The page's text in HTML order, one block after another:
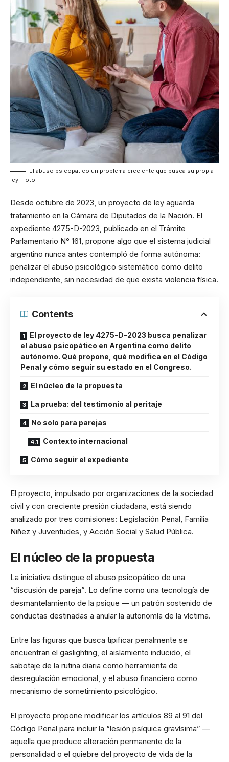
El abuso psicopatico un problema creciente que busca su propia
ley. Foto
Desde octubre de 2023, un proyecto de ley aguarda
tratamiento en la Cámara de Diputados de la Nación. El
expediente 4275-D-2023, publicado en el Trámite
Parlamentario N° 161, propone algo que el sistema judicial
argentino nunca antes contempló de forma autónoma:
penalizar el abuso psicológico sistemático como delito
independiente, sin necesidad de que exista violencia física.
Contents
El proyecto de ley 4275-D-2023 busca penalizar
el abuso psicopático en Argentina como delito
autónomo. Qué propone, qué modifica en el Código
Penal y cómo seguir su estado en el Congreso.
El núcleo de la propuesta
La prueba: del testimonio al peritaje
No solo para parejas
Contexto internacional
Cómo seguir el expediente
El proyecto, impulsado por organizaciones de la sociedad
civil y con creciente presión ciudadana, está siendo
analizado por tres comisiones: Legislación Penal, Familia
Niñez y Juventudes, y Acción Social y Salud Pública.
El núcleo de la propuesta
La iniciativa distingue el abuso psicopático de una
“discusión de pareja”. Lo define como una tecnología de
desmantelamiento de la psique — un patrón sostenido de
conductas destinadas a anular la autonomía de la víctima.
Entre las figuras que busca tipificar penalmente se
encuentran el gaslighting, el aislamiento inducido, el
sabotaje de la rutina diaria como herramienta de
desregulación emocional, y el abuso financiero como
mecanismo de sometimiento psicológico.
El proyecto propone modificar los artículos 89 al 91 del
Código Penal para incluir la “lesión psíquica gravísima” —
aquella que produce alteración permanente de la
personalidad o el quiebre del proyecto de vida de la